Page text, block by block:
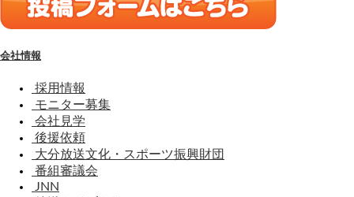
会社情報
採用情報
モニター募集
会社見学
後援依頼
大分放送文化・スポーツ振興財団
番組審議会
JNN